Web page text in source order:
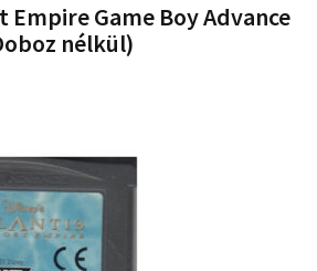
Game Boy Advance
nélkül)